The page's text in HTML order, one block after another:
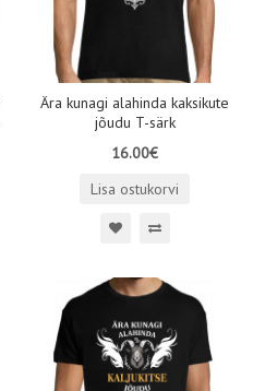
Ära kunagi alahinda kaksikute
jõudu T-särk
16.00€
Lisa ostukorvi